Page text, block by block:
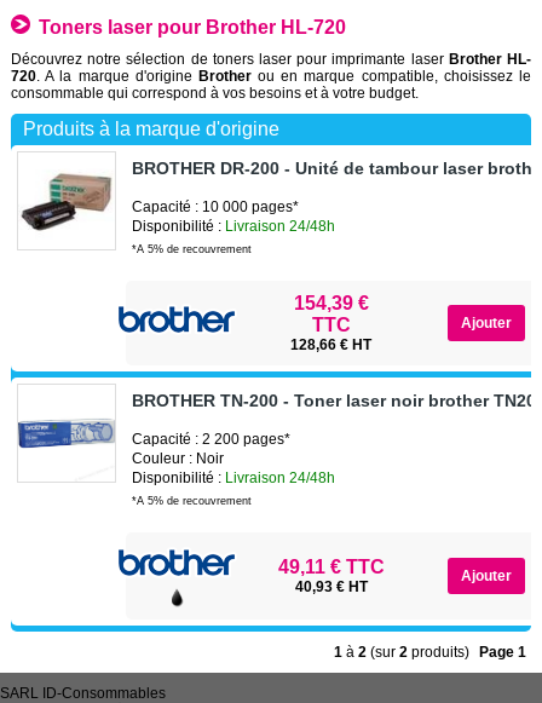
Toners laser pour Brother HL-720
Découvrez notre sélection de toners laser pour imprimante laser Brother HL-
720. A la marque d'origine Brotherou en marque compatible, choisissez le
consommable qui correspond à vos besoins et à votre budget.
Produits à la marque d'origine
BROTHER DR-200 - Unité de tambour laser
Capacité : 10 000 pages*
Disponibilité : Livraison 24/48h
*A 5% de recouvrement
154,39 €
TTC
128,66 € HT
BROTHER TN-200 - Toner laser noir brother
Capacité : 2 200 pages*
Couleur : Noir
Disponibilité : Livraison 24/48h
*A 5% de recouvrement
49,11 € TTC
40,93 € HT
1 à2 (sur2 produits) Page 1
SARL ID-Consommables